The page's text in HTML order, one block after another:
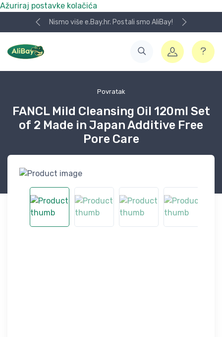
Ažuriraj postavke kolačića
Nismo više e.Bay.hr. Postali smo AliBay!
Povratak
FANCL Mild Cleansing Oil 120ml Set
of 2 Made in Japan Additive Free
Pore Care